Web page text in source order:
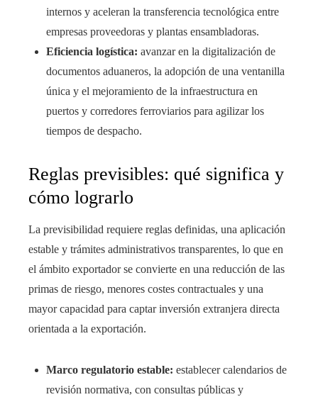
internos y aceleran la transferencia tecnológica entre
empresas proveedoras y plantas ensambladoras.
Eficiencia logística: avanzar en la digitalización de
documentos aduaneros, la adopción de una ventanilla
única y el mejoramiento de la infraestructura en
puertos y corredores ferroviarios para agilizar los
tiempos de despacho.
Reglas previsibles: qué significa y
cómo lograrlo
La previsibilidad requiere reglas definidas, una aplicación
estable y trámites administrativos transparentes, lo que en
el ámbito exportador se convierte en una reducción de las
primas de riesgo, menores costes contractuales y una
mayor capacidad para captar inversión extranjera directa
orientada a la exportación.
Marco regulatorio estable: establecer calendarios de
revisión normativa, con consultas públicas y